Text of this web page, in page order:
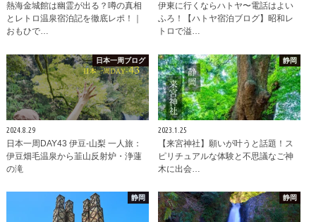
熱海金城館は幽霊が出る？噂の真相
とレトロ温泉宿泊記を徹底レポ！｜
おもひで…
伊東に行くならハトヤ〜電話はよい
ふろ！【ハトヤ宿泊ブログ】昭和レ
トロで溢…
日本一周ブログ
2024.8.29
日本一周DAY43 伊豆-山梨 一人旅：
伊豆畑毛温泉から韮山反射炉・浄蓮
の滝
静岡
2023.1.25
【来宮神社】願いが叶うと話題！ス
ピリチュアルな体験と不思議なご神
木に出会…
静岡 静岡